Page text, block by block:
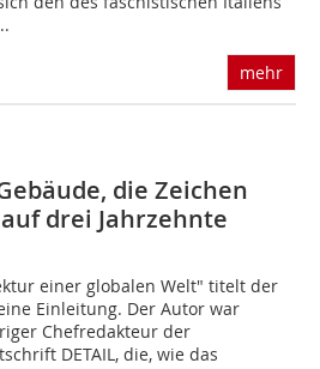
mehr
die Zeichen
drei Jahrzehnte
einer globalen Welt" titelt der
Einleitung. Der Autor war
Chefredakteur der
DETAIL, die, wie das